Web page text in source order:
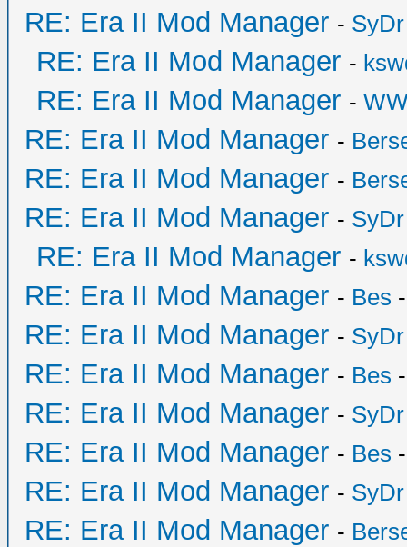
RE: Era II Mod Manager - SyDr
RE: Era II Mod Manager -
RE: Era II Mod Manager -
RE: Era II Mod Manager -
RE: Era II Mod Manager -
RE: Era II Mod Manager - SyDr
RE: Era II Mod Manager -
RE: Era II Mod Manager - Bes
RE: Era II Mod Manager - SyDr
RE: Era II Mod Manager - Bes
RE: Era II Mod Manager - SyDr
RE: Era II Mod Manager - Bes
RE: Era II Mod Manager - SyDr
RE: Era II Mod Manager -